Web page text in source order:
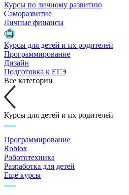
Курсы по личному развитию
Саморазвитие
Личные финансы
Курсы для детей и их родителей
Программирование
Дизайн
Подготовка к ЕГЭ
Все категории
Курсы для детей и их родителей
Программирование
Roblox
Робототехника
Разработка для детей
Ещё курсы